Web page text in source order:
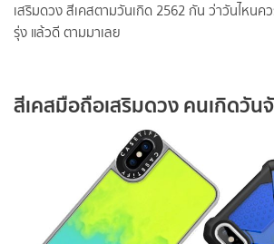
เสริมดวง สีเคสตามวันเกิด 2562 กัน ว่าวันไหนควร
รุ่ง แล้วดี ตามมาเลย
สีเคสมือถือเสริมดวง คนเกิดวัน